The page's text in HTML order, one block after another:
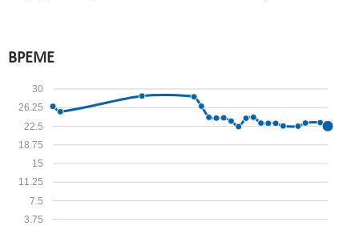
ВРЕМЕ
3.75
7.5
11.25
15
18.75
22.5
26.25
30